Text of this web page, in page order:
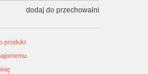
dodaj do przechowalni
produkt